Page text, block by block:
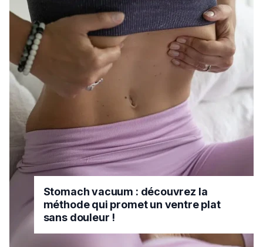
Stomach vacuum : découvrez la
méthode qui promet un ventre plat
sans douleur !